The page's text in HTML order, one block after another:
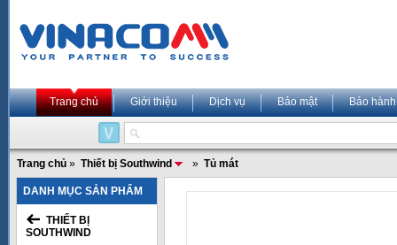
Trang chủ Giới thiệu Dịch vụ Bảo mật Bảo hành
Trang chủ » Thiết bị Southwind » Tủ mát
DANH MỤC SẢN PHẨM
THIẾT BỊ
SOUTHWIND